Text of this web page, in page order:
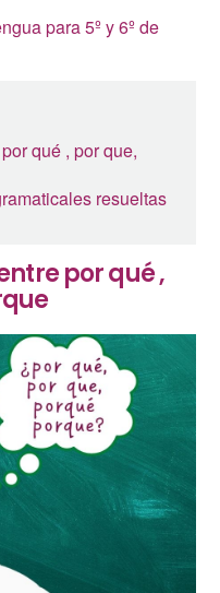
para 5º y 6º de
qué , por que,
resueltas
por qué ,